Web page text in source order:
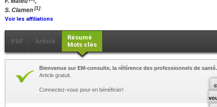
S. Clamen [1]
Voir les affiliations
PDF Article
Résumé
Mots clés
Bienvenue sur EM-consulte, la référence des professionnels de santé.
Article gratuit.
Connectez-vous pour en bénéficier!